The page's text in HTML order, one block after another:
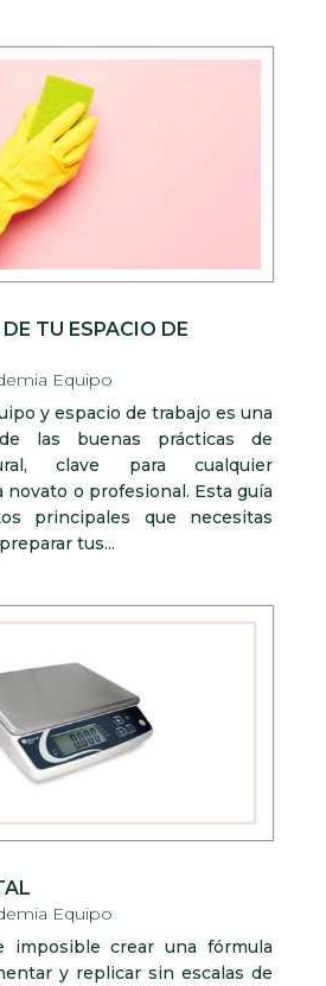
TU ESPACIO DE
Equipo
y espacio de trabajo es una
las buenas prácticas de
clave para cualquier
novato o profesional. Esta guía
principales que necesitas
tus...
Equipo
imposible crear una fórmula
y replicar sin escalas de